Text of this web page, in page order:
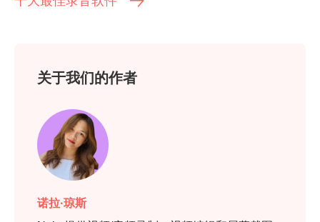
关于我们的作者
诺拉·琼斯